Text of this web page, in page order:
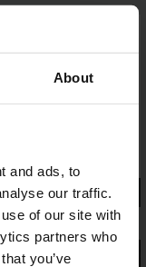
About
and ads, to
our traffic.
of our site with
partners who
you’ve
tout en réduisant la
commande et
variantes de
plus économique